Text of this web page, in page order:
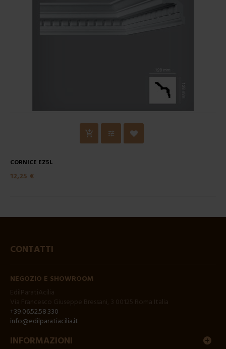
CORNICE EZ5L
12,25 €
CONTATTI
NEGOZIO E SHOWROOM
+39.06.52.58.330
info@edilparatiacilia.it
INFORMAZIONI